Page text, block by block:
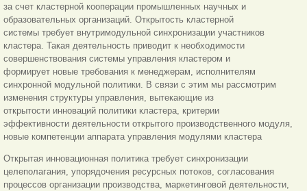
за счет кластерной кооперации промышленных научных и
образовательных организаций. Открытость кластерной
системы требует внутримодульной синхронизации участников
кластера. Такая деятельность приводит к необходимости
совершенствования системы управления кластером и
формирует новые требования к менеджерам, исполнителям
синхронной модульной политики. В связи с этим мы рассмотрим
изменения структуры управления, вытекающие из
открытости инноваций политики кластера, критерии
эффективности деятельности открытого производственного модуля,
новые компетенции аппарата управления модулями кластера
Открытая инновационная политика требует синхронизации
целеполагания, упорядочения ресурсных потоков, согласования
процессов организации производства, маркетинговой деятельности,